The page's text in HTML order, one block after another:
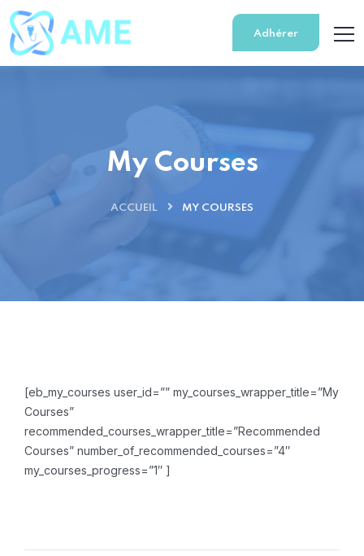
Adhérer
My Courses
ACCUEIL MY COURSES
[eb_my_courses user_id=”” my_courses_wrapper_title=”My
Courses”
recommended_courses_wrapper_title=”Recommended
Courses” number_of_recommended_courses=”4″
my_courses_progress=”1″ ]